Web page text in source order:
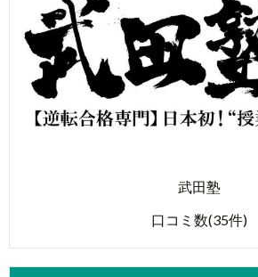
武田塾
口コミ数(35件)